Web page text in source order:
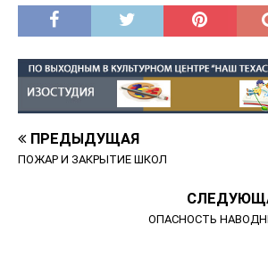
ПРЕДЫДУЩАЯ
ПОЖАР И ЗАКРЫТИЕ ШКОЛ
ОПАСНОСТЬ